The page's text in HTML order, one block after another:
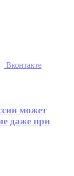
Вконтакте
может
даже при